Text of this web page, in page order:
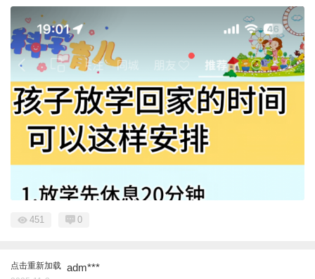
451 0
点击重新加载 adm***